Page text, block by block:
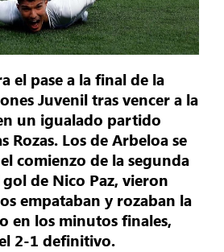
el pase a la final de la
Juvenil tras vencer a la
un igualado partido
Rozas. Los de Arbeloa se
comienzo de la segunda
de Nico Paz, vieron
empataban y rozaban la
en los minutos finales,
2-1 definitivo.